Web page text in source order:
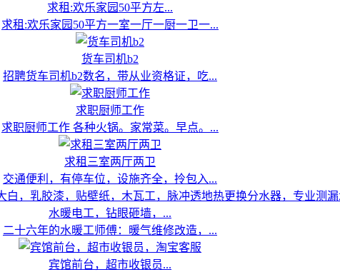
求租:欢乐家园50平方左...
求租:欢乐家园50平方一室一厅一厨一卫一...
货车司机b2
招聘货车司机b2数名，带从业资格证，吃...
求职厨师工作
求职厨师工作 各种火锅。家常菜。早点。...
求租三室两厅两卫
交通便利，有停车位，设施齐全，拎包入...
水暖电工，钻眼砸墙，...
二十六年的水暖工师傅：暖气维修改造，...
宾馆前台，超市收银员...